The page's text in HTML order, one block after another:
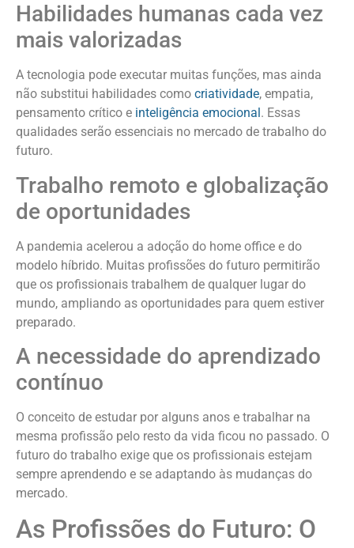
Habilidades humanas cada vez
mais valorizadas
A tecnologia pode executar muitas funções, mas ainda
não substitui habilidades como criatividade, empatia,
pensamento crítico e inteligência emocional . Essas
qualidades serão essenciais no mercado de trabalho do
futuro.
Trabalho remoto e globalização
de oportunidades
A pandemia acelerou a adoção do home office e do
modelo híbrido. Muitas profissões do futuro permitirão
que os profissionais trabalhem de qualquer lugar do
mundo, ampliando as oportunidades para quem estiver
preparado.
A necessidade do aprendizado
contínuo
O conceito de estudar por alguns anos e trabalhar na
mesma profissão pelo resto da vida ficou no passado. O
futuro do trabalho exige que os profissionais estejam
sempre aprendendo e se adaptando às mudanças do
mercado.
As Profissões do Futuro: O